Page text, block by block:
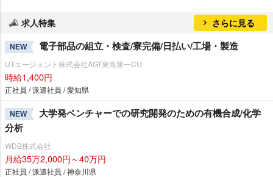
求人特集 さらに見る
NEW 電子部品の組立・検査/寮完備/日払い/工場・製造
UTエージェント株式会社AGT東海第一CU
時給1,400円
正社員 / 派遣社員 / 愛知県
NEW
大学発ベンチャーでの研究開発のための有機合成/化学
分析
WDB株式会社
月給35万2,000円～40万円
正社員 / 派遣社員 / 神奈川県